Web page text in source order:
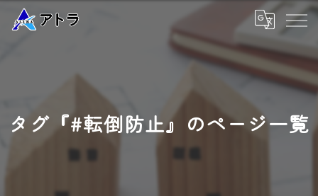
タグ『#転倒防止』のページ一覧